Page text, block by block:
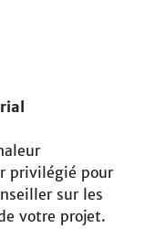
privilégié pour
sur les
votre projet.